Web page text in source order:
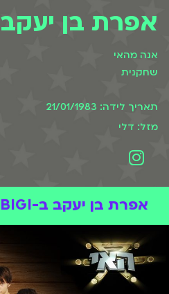
אפרת בן יעקב
אנה מהאי
שחקנית
תאריך לידה: 21/01/1983
מזל: דלי
אפרת בן יעקב ב-BIGI